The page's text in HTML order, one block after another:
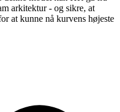
arkitektur - og sikre, at
at kunne nå kurvens højeste